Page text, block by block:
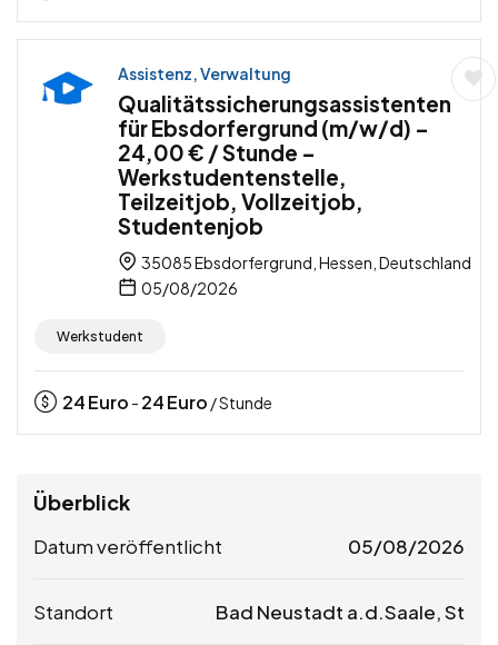
Assistenz, Verwaltung
Qualitätssicherungsassistenten
für Ebsdorfergrund (m/w/d) –
24,00 € / Stunde –
Werkstudentenstelle,
Teilzeitjob, Vollzeitjob,
Studentenjob
35085 Ebsdorfergrund, Hessen, Deutschland
05/08/2026
Werkstudent
24Euro - 24Euro / Stunde
Überblick
Datum veröffentlicht 05/08/2026
Standort Bad Neustadt a.d.Saale, St